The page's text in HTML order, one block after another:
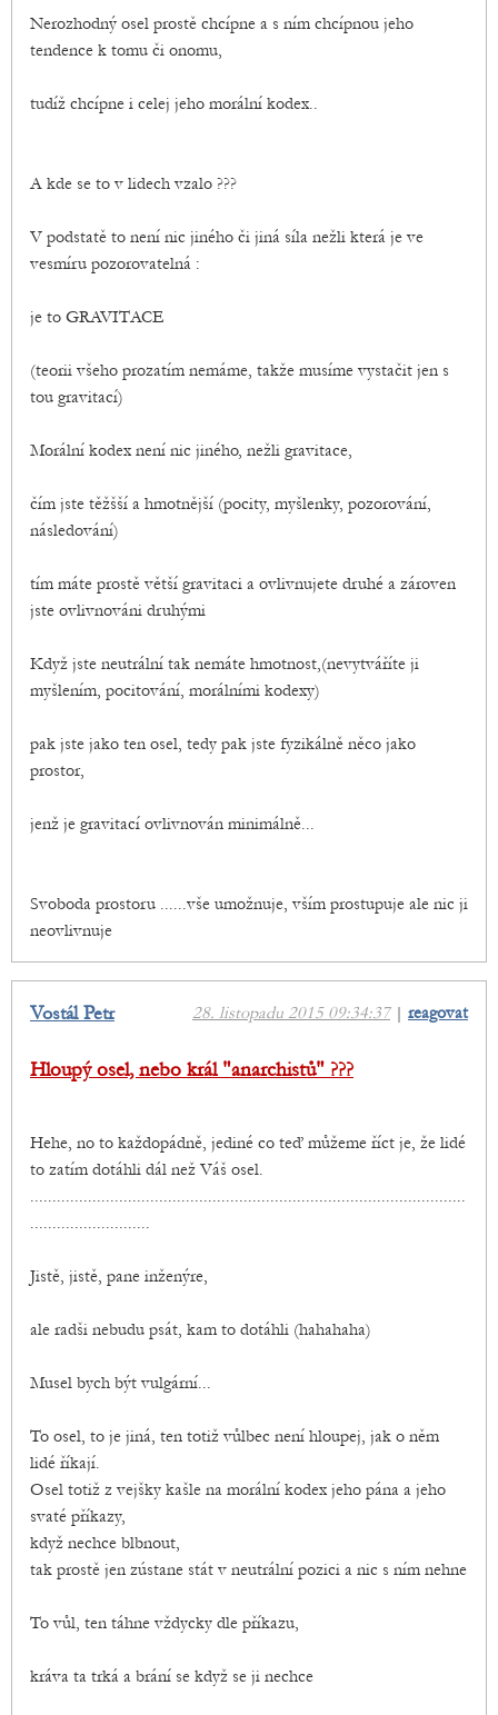
Nerozhodný osel prostě chcípne a s ním chcípnou jeho
tendence k tomu či onomu,
tudíž chcípne i celej jeho morální kodex..
A kde se to v lidech vzalo ???
V podstatě to není nic jiného či jiná síla nežli která je ve
vesmíru pozorovatelná :
je to GRAVITACE
(teorii všeho prozatím nemáme, takže musíme vystačit jen s
tou gravitací)
Morální kodex není nic jiného, nežli gravitace,
čím jste těžšší a hmotnější (pocity, myšlenky, pozorování,
následování)
tím máte prostě větší gravitaci a ovlivnujete druhé a zároven
jste ovlivnováni druhými
Když jste neutrální tak nemáte hmotnost,(nevytváříte ji
myšlením, pocitování, morálními kodexy)
pak jste jako ten osel, tedy pak jste fyzikálně něco jako
prostor,
jenž je gravitací ovlivnován minimálně...
Svoboda prostoru ......vše umožnuje, vším prostupuje ale nic ji
neovlivnuje
28. listopadu 2015 09:34:37| reagovat
Vostál Petr
Hloupý osel, nebo král "anarchistů" ???
Hehe, no to každopádně, jediné co teď můžeme říct je, že lidé
to zatím dotáhli dál než Váš osel.
..................................................................................................
...........................
Jistě, jistě, pane inženýre,
ale radši nebudu psát, kam to dotáhli (hahahaha)
Musel bych být vulgární...
To osel, to je jiná, ten totiž vůlbec není hloupej, jak o něm
lidé říkají.
Osel totiž z vejšky kašle na morální kodex jeho pána a jeho
svaté příkazy,
když nechce blbnout,
tak prostě jen zústane stát v neutrální pozici a nic s ním nehne
To vůl, ten táhne vždycky dle příkazu,
kráva ta trká a brání se když se ji nechce